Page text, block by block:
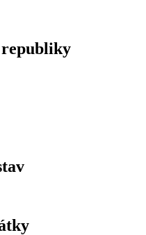
republiky